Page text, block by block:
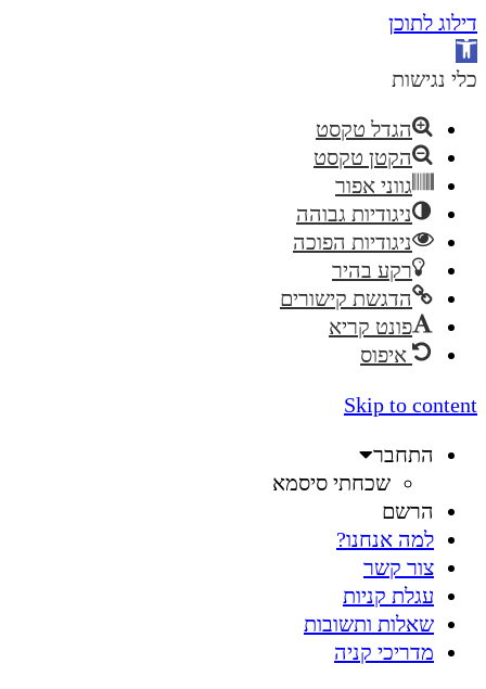
דילוג לתוכן
פתח
סרגל
כלי נגישות
הגדל טקסט
הקטן טקסט
גווני אפור
ניגודיות גבוהה
ניגודיות הפוכה
רקע בהיר
הדגשת קישורים
פונט קריא
איפוס
Skip to content
התחבר
שכחתי סיסמא
הרשם
למה אנחנו?
צור קשר
עגלת קניות
שאלות ותשובות
מדריכי קניה